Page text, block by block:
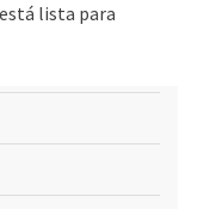
lista para